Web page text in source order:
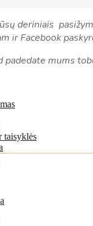
deriniais
ir Facebook
padedate mums
taisyklės